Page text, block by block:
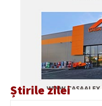
Știrile zilei